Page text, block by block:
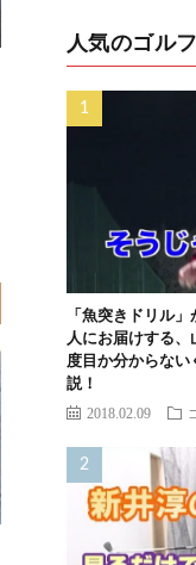
人気のゴル
「魚突きドリル
人にお届けする、
度目か分からない
説！
2018.02.09